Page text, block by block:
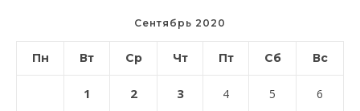
Сентябрь 2020
Пн Вт Ср Чт Пт Сб Вс
1 2 3 4 5 6